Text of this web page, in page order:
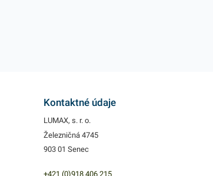
Kontaktné údaje
LUMAX, s. r. o.
Železničná 4745
903 01 Senec
+421 (0)918 406 215